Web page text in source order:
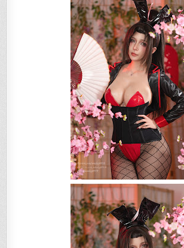
SHIRANUI
BUNNY「
FIGHTER
6」
不
知
火
舞
兔
女
郎